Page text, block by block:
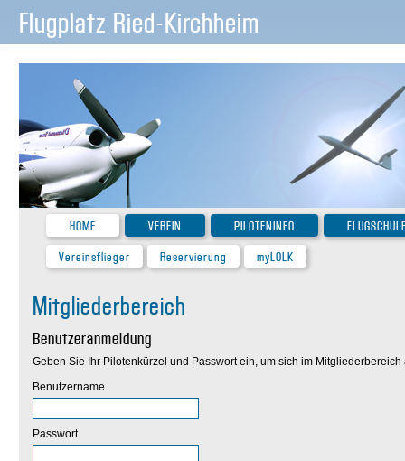
Flugplatz Ried-Kirchheim
HOME VEREIN PILOTENINFO
Vereinsflieger
Reservierung myLOLK
Mitgliederbereich
Benutzeranmeldung
Geben Sie Ihr Pilotenkürzel und Passwort ein, um sich im
Benutzername
Passwort